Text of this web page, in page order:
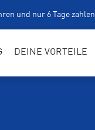
und nur 6 Tage zahlen
DEINE VORTEILE